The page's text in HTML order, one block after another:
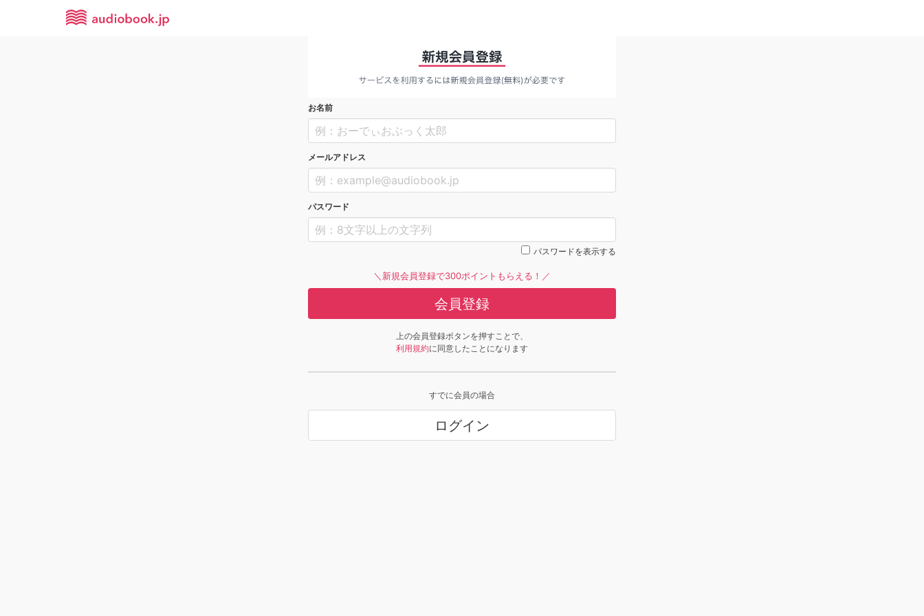
お名前
メールアドレス
パスワード
パスワードを表示する
＼新規会員登録で300ポイントもらえる！／
会員登録
上の会員登録ボタンを押すことで、
利用規約に同意したことになります
すでに会員の場合
ログイン